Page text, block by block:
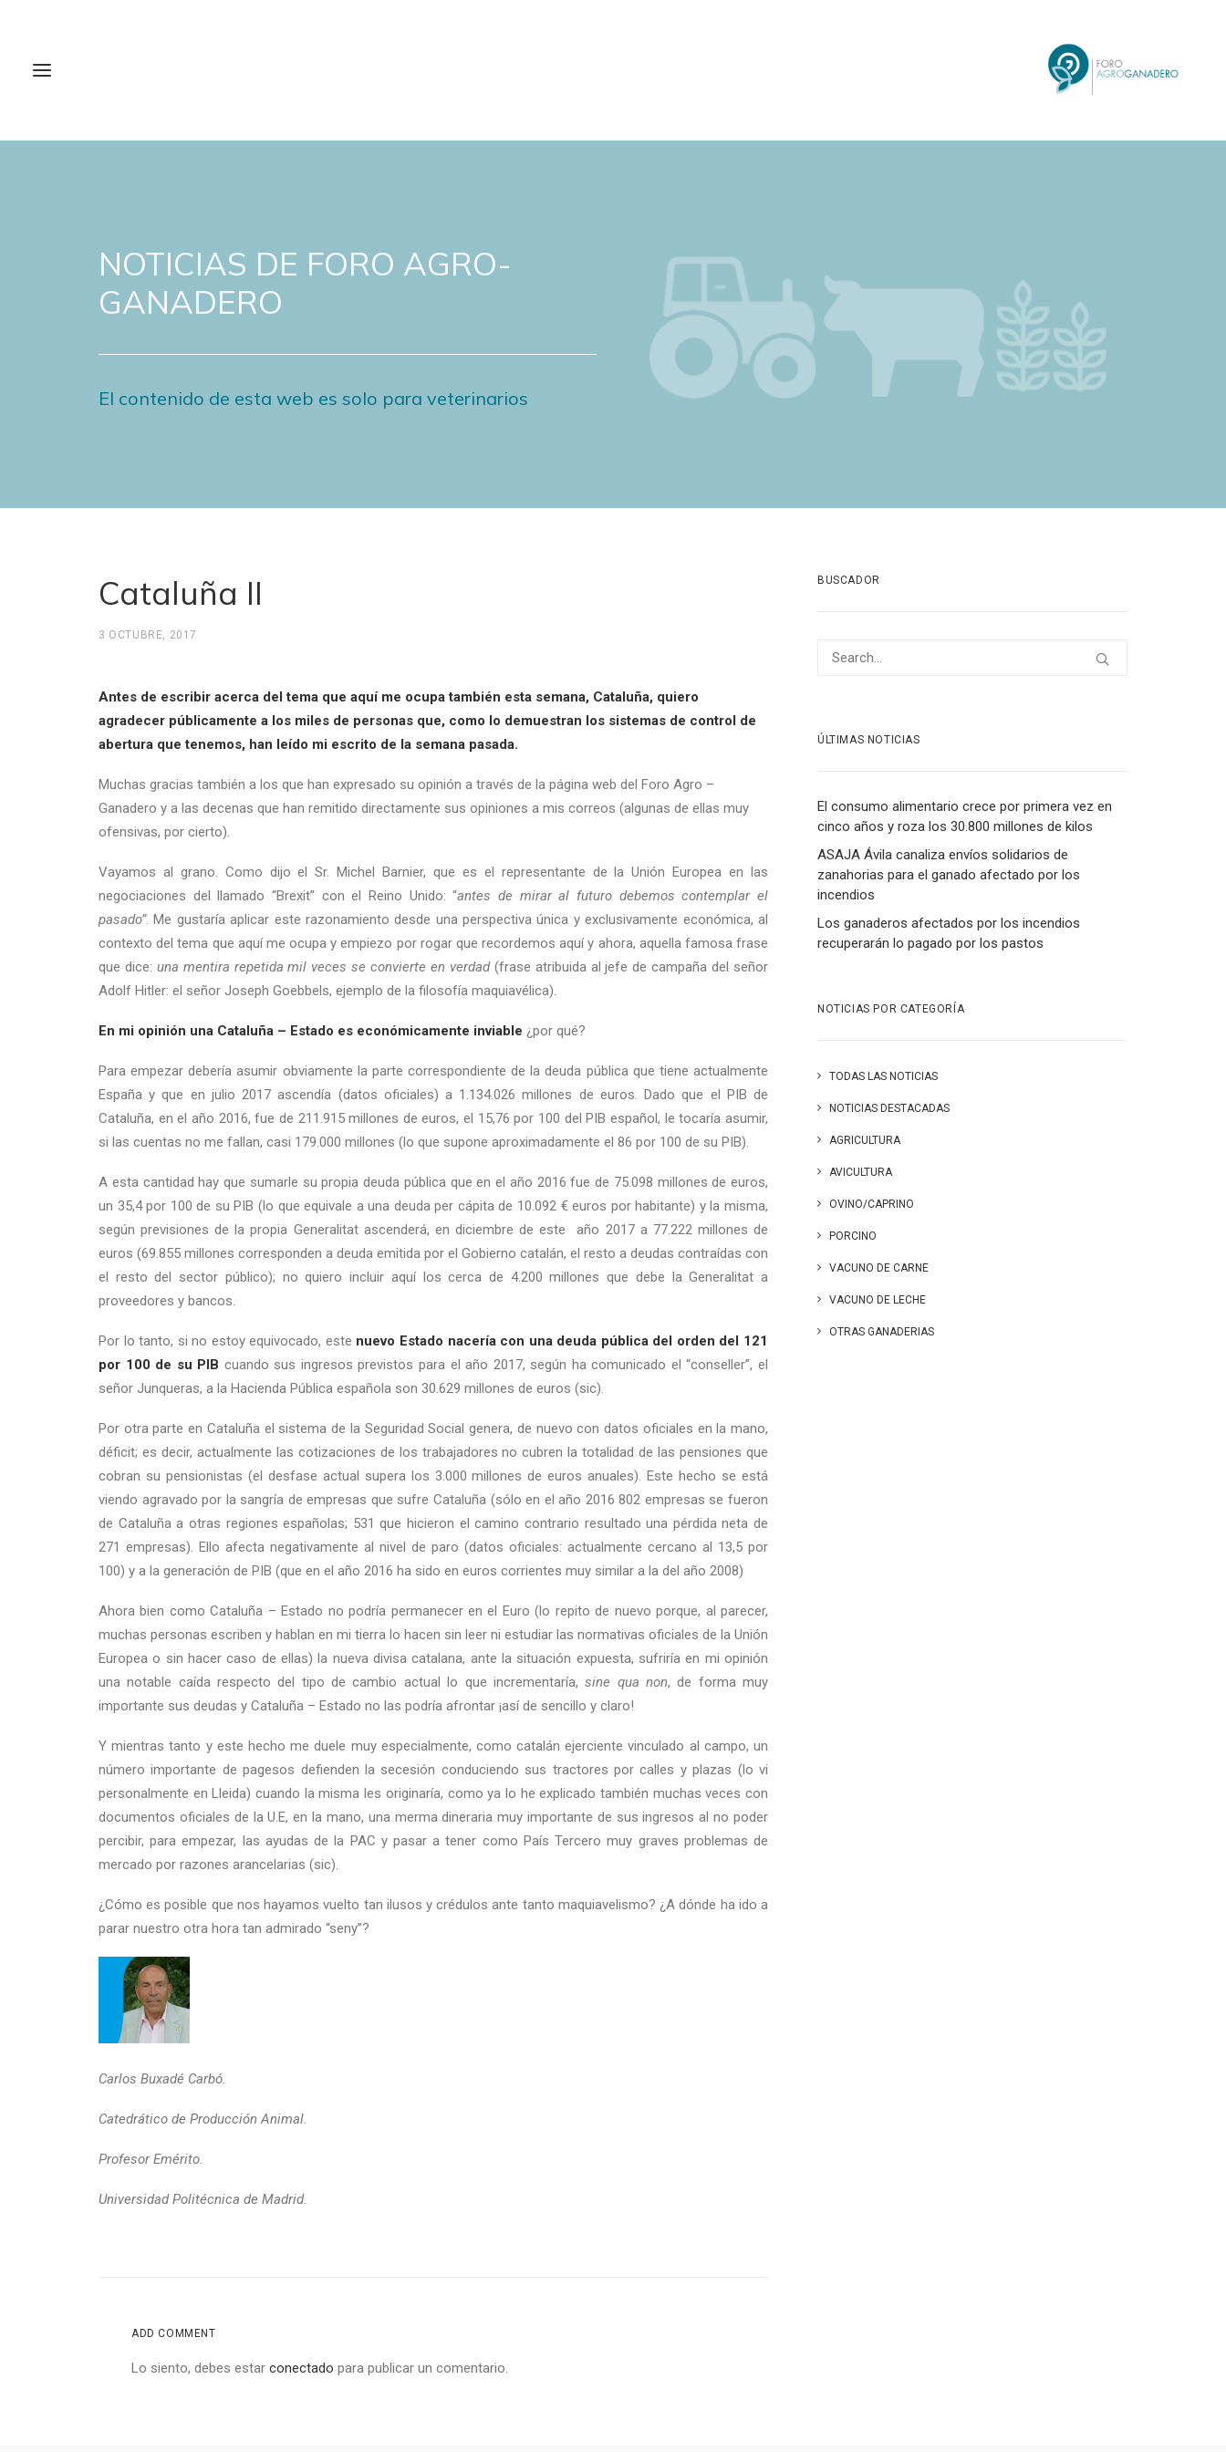
NOTICIAS DE FORO AGRO-
GANADERO
El contenido de esta web es solo para veterinarios
Cataluña II
3 OCTUBRE, 2017
Antes de escribir acerca del tema que aquí me ocupa también esta semana, Cataluña, quiero
agradecer públicamente a los miles de personas que, como lo demuestran los sistemas de control de
abertura que tenemos, han leído mi escrito de la semana pasada.
Muchas gracias también a los que han expresado su opinión a través de la página web del Foro Agro –
Ganadero y a las decenas que han remitido directamente sus opiniones a mis correos (algunas de ellas muy
ofensivas, por cierto).
Vayamos al grano. Como dijo el Sr. Michel Barnier, que es el representante de la Unión Europea en las
negociaciones del llamado “Brexit” con el Reino Unido: “antes de mirar al futuro debemos contemplar el
pasado”. Me gustaría aplicar este razonamiento desde una perspectiva única y exclusivamente económica, al
contexto del tema que aquí me ocupa y empiezo por rogar que recordemos aquí y ahora, aquella famosa frase
que dice: una mentira repetida mil veces se convierte en verdad(frase atribuida al jefe de campaña del señor
Adolf Hitler: el señor Joseph Goebbels, ejemplo de la filosofía maquiavélica).
En mi opinión una Cataluña – Estado es económicamente inviable ¿por qué?
Para empezar debería asumir obviamente la parte correspondiente de la deuda pública que tiene actualmente
España y que en julio 2017 ascendía (datos oficiales) a 1.134.026 millones de euros. Dado que el PIB de
Cataluña, en el año 2016, fue de 211.915 millones de euros, el 15,76 por 100 del PIB español, le tocaría asumir,
si las cuentas no me fallan, casi 179.000 millones (lo que supone aproximadamente el 86 por 100 de su PIB).
A esta cantidad hay que sumarle su propia deuda pública que en el año 2016 fue de 75.098 millones de euros,
un 35,4 por 100 de su PIB (lo que equivale a una deuda per cápita de 10.092 € euros por habitante) y la misma,
según previsiones de la propia Generalitat ascenderá, en diciembre de este año 2017 a 77.222 millones de
euros (69.855 millones corresponden a deuda emitida por el Gobierno catalán, el resto a deudas contraídas con
el resto del sector público); no quiero incluir aquí los cerca de 4.200 millones que debe la Generalitat a
proveedores y bancos.
Por lo tanto, si no estoy equivocado, este nuevo Estado nacería con una deuda pública del orden del 121
por 100 de su PIB cuando sus ingresos previstos para el año 2017, según ha comunicado el “conseller”, el
señor Junqueras, a la Hacienda Pública española son 30.629 millones de euros (sic).
Por otra parte en Cataluña el sistema de la Seguridad Social genera, de nuevo con datos oficiales en la mano,
déficit; es decir, actualmente las cotizaciones de los trabajadores no cubren la totalidad de las pensiones que
cobran su pensionistas (el desfase actual supera los 3.000 millones de euros anuales). Este hecho se está
viendo agravado por la sangría de empresas que sufre Cataluña (sólo en el año 2016 802 empresas se fueron
de Cataluña a otras regiones españolas; 531 que hicieron el camino contrario resultado una pérdida neta de
271 empresas). Ello afecta negativamente al nivel de paro (datos oficiales: actualmente cercano al 13,5 por
100) y a la generación de PIB (que en el año 2016 ha sido en euros corrientes muy similar a la del año 2008)
Ahora bien como Cataluña – Estado no podría permanecer en el Euro (lo repito de nuevo porque, al parecer,
muchas personas escriben y hablan en mi tierra lo hacen sin leer ni estudiar las normativas oficiales de la Unión
Europea o sin hacer caso de ellas) la nueva divisa catalana, ante la situación expuesta, sufriría en mi opinión
una notable caída respecto del tipo de cambio actual lo que incrementaría,sine qua non, de forma muy
importante sus deudas y Cataluña – Estado no las podría afrontar ¡así de sencillo y claro!
Y mientras tanto y este hecho me duele muy especialmente, como catalán ejerciente vinculado al campo, un
número importante de pagesos defienden la secesión conduciendo sus tractores por calles y plazas (lo vi
personalmente en Lleida) cuando la misma les originaría, como ya lo he explicado también muchas veces con
documentos oficiales de la U.E, en la mano, una merma dineraria muy importante de sus ingresos al no poder
percibir, para empezar, las ayudas de la PAC y pasar a tener como País Tercero muy graves problemas de
mercado por razones arancelarias (sic).
¿Cómo es posible que nos hayamos vuelto tan ilusos y crédulos ante tanto maquiavelismo? ¿A dónde ha ido a
parar nuestro otra hora tan admirado “seny”?
Carlos Buxadé Carbó.
Catedrático de Producción Animal.
Profesor Emérito.
Universidad Politécnica de Madrid.
ADD COMMENT
Lo siento, debes estar conectado para publicar un comentario.
BUSCADOR
ÚLTIMAS NOTICIAS
El consumo alimentario crece por primera vez en
cinco años y roza los 30.800 millones de kilos
ASAJA Ávila canaliza envíos solidarios de
zanahorias para el ganado afectado por los
incendios
Los ganaderos afectados por los incendios
recuperarán lo pagado por los pastos
NOTICIAS POR CATEGORÍA
TODAS LAS NOTICIAS
NOTICIAS DESTACADAS
AGRICULTURA
AVICULTURA
OVINO/CAPRINO
PORCINO
VACUNO DE CARNE
VACUNO DE LECHE
OTRAS GANADERIAS